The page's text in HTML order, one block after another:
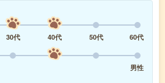
30代 40代 50代
60代
男性